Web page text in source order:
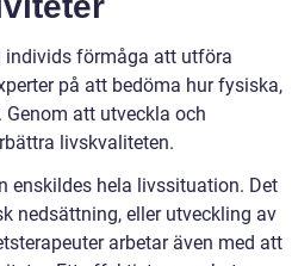
individs förmåga att utföra
på att bedöma hur fysiska,
att utveckla och
livskvaliteten.
enskildes hela livssituation. Det
nedsättning, eller utveckling av
arbetar även med att